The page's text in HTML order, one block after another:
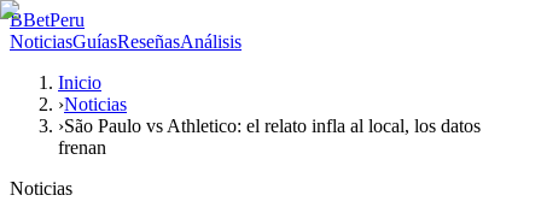
BBetPeru
NoticiasGuíasReseñasAnálisis
Inicio
›Noticias
›São Paulo vs Athletico: el relato infla al local, los datos
frenan
Noticias